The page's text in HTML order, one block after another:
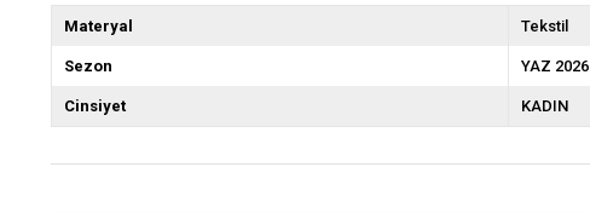
Materyal Tekstil
Sezon YAZ 2026
Cinsiyet KADIN